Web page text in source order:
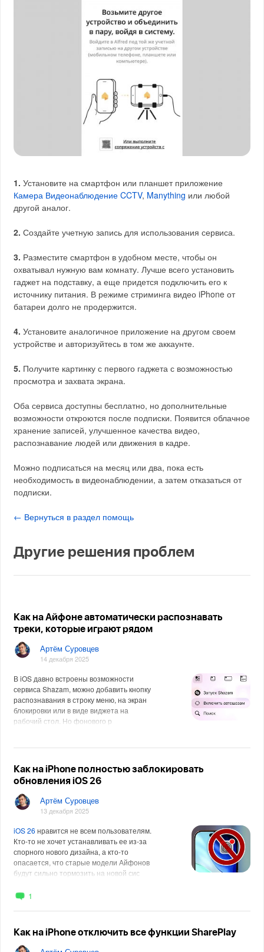
1. Установите на смартфон или планшет приложение
Камера Видеонаблюдение CCTV, Manything или любой
другой аналог.
2. Создайте учетную запись для использования сервиса.
3. Разместите смартфон в удобном месте, чтобы он
охватывал нужную вам комнату. Лучше всего установить
гаджет на подставку, а еще придется подключить его к
источнику питания. В режиме стриминга видео iPhone от
батареи долго не продержится.
4. Установите аналогичное приложение на другом своем
устройстве и авторизуйтесь в том же аккаунте.
5. Получите картинку с первого гаджета с возможностью
просмотра и захвата экрана.
Оба сервиса доступны бесплатно, но дополнительные
возможности откроются после подписки. Появится облачное
хранение записей, улучшенное качества видео,
распознавание людей или движения в кадре.
Можно подписаться на месяц или два, пока есть
необходимость в видеонаблюдении, а затем отказаться от
подписки.
← Вернуться в раздел помощь
Другие решения проблем
Как на Айфоне автоматически распознавать
треки, которые играют рядом
Артём Суровцев
14 декабря 2025
В iOS давно встроены возможности
сервиса Shazam, можно добавить кнопку
распознавания в строку меню, на экран
блокировки или в виде виджета на
рабочий стол. Но фонового р
Как на iPhone полностью заблокировать
обновления iOS 26
Артём Суровцев
13 декабря 2025
iOS 26 нравится не всем пользователям.
Кто-то не хочет устанавливать ее из-за
спорного нового дизайна, а кто-то
опасается, что старые модели Айфонов
будут сильно тормозить на новой сис
1
Как на iPhone отключить все функции SharePlay